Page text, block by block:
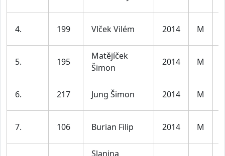
4. 199 Vlček Vilém 2014 M
5. 195
Matějíček
Šimon
2014 M
6. 217 Jung Šimon 2014 M
7. 106 Burian Filip 2014 M
Slanina